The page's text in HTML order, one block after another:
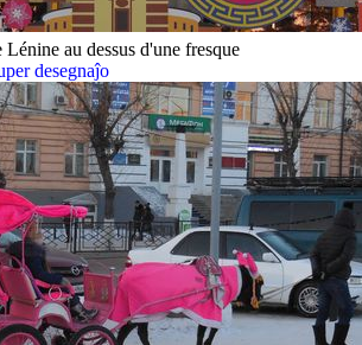
au dessus d'une fresque
desegnaĵo